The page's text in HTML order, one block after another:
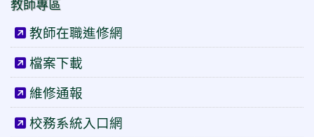
教師在職進修網
檔案下載
維修通報
校務系統入口網